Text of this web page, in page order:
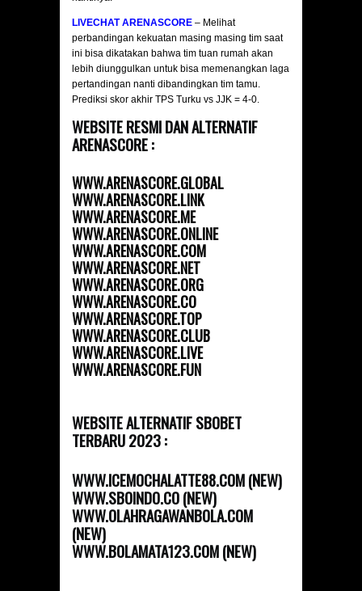
LIVECHAT ARENASCORE – Melihat
perbandingan kekuatan masing masing tim saat
ini bisa dikatakan bahwa tim tuan rumah akan
lebih diunggulkan untuk bisa memenangkan laga
pertandingan nanti dibandingkan tim tamu.
Prediksi skor akhir TPS Turku vs JJK = 4-0.
WEBSITE RESMI DAN ALTERNATIF
ARENASCORE :
WWW.ARENASCORE.GLOBAL
WWW.ARENASCORE.LINK
WWW.ARENASCORE.ME
WWW.ARENASCORE.ONLINE
WWW.ARENASCORE.COM
WWW.ARENASCORE.NET
WWW.ARENASCORE.ORG
WWW.ARENASCORE.CO
WWW.ARENASCORE.TOP
WWW.ARENASCORE.CLUB
WWW.ARENASCORE.LIVE
WWW.ARENASCORE.FUN
WEBSITE ALTERNATIF SBOBET
TERBARU 2023 :
WWW.ICEMOCHALATTE88.COM (NEW)
WWW.SBOINDO.CO (NEW)
WWW.OLAHRAGAWANBOLA.COM
(NEW)
WWW.BOLAMATA123.COM (NEW)